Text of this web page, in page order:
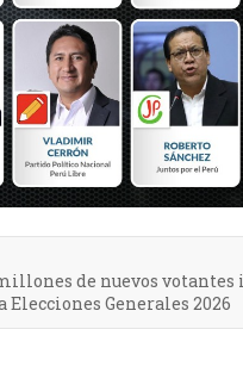
de nuevos
Elecciones Generales 2026